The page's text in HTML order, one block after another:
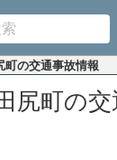
町の交通事故情報
尻町の